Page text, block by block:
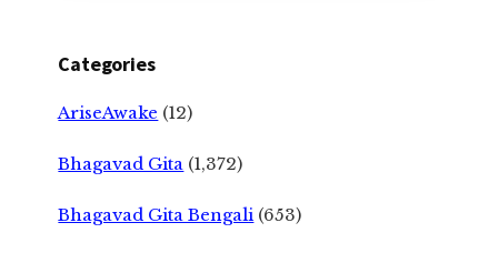
Categories
AriseAwake (12)
Bhagavad Gita (1,372)
Bhagavad Gita Bengali (653)